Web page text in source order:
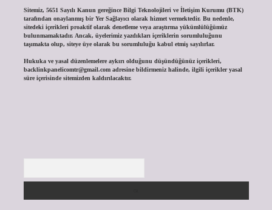
Sitemiz, 5651 Sayılı Kanun gereğince Bilgi Teknolojileri ve İletişim Kurumu (BTK)
tarafından onaylanmış bir Yer Sağlayıcı olarak hizmet vermektedir. Bu nedenle,
sitedeki içerikleri proaktif olarak denetleme veya araştırma yükümlülüğümüz
bulunmamaktadır. Ancak, üyelerimiz yazdıkları içeriklerin sorumluluğunu
taşımakta olup, siteye üye olarak bu sorumluluğu kabul etmiş sayılırlar.
Hukuka ve yasal düzenlemelere aykırı olduğunu düşündüğünüz içerikleri,
backlinkpanelicomtr@gmail.comadresine bildirmeniz halinde, ilgili içerikler yasal
süre içerisinde sitemizden kaldırılacaktır.